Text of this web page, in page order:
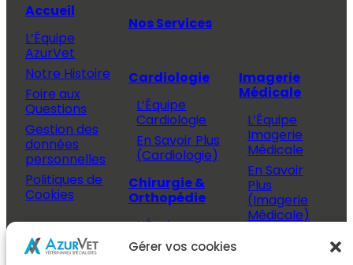
Gérer vos cookies
Accueil
L’Équipe
AzurVet
Notre Histoire
Foire aux
Questions
Gestion des
données
personnelles
Politiques de
Cookies
Propriétaire
Nos Services
Cardiologie
L’Équipe
Cardiologie
En Savoir Plus
(Cardiologie)
Chirurgie &
Orthopédie
L’Équipe
Chirurgie &
Orthopédie
Imagerie
Médicale
L’Équipe
Imagerie
Médicale
En Savoir
Plus
(Imagerie
Médicale)